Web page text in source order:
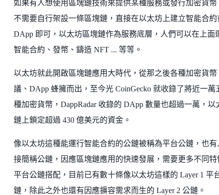
如果有人想使用區塊鏈技術來提供某種服務或發行加密貨幣
不需要自行架設一條區塊鏈，直接在以太坊上建立智能合約
DApp 即可，以太坊區塊鏈作為服務底層，人們可以在上面
智能合約、發幣、鑄造 NFT ... 等等。
以太坊就此開啟區塊鏈應用大時代，從那之後各種加密貨幣
議、DApp 蜂擁而出，至今光 CoinGecko 就收錄了將近一萬
種加密貨幣，DappRadar 收錄的 DApp 數量也超過一萬，以
鏈上鎖定超過 430 億美元的資金。
像以太坊這種能運行智能合約的公鏈被稱為平台公鏈，也有
接簡稱公鏈，因應區塊鏈應用的快速發展，需要更多不同特
平台公鏈搭配，目前已有數十條像以太坊這樣的 Layer 1 平
鏈，除此之外也還有因應擴容需求而生的 Layer 2 公鏈。